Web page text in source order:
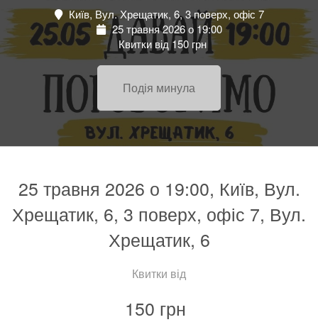
Київ, Вул. Хрещатик, 6, 3 поверх, офіс 7
25 травня 2026 о 19:00
Квитки від 150 грн
Подія минула
25 травня 2026 о 19:00, Київ, Вул.
Хрещатик, 6, 3 поверх, офіс 7, Вул.
Хрещатик, 6
Квитки від
150 грн